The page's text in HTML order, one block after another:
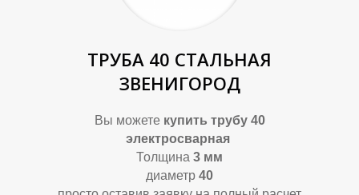
ТРУБА 40 СТАЛЬНАЯ
ЗВЕНИГОРОД
Вы можете купить трубу 40
электросварная
Толщина 3 мм
диаметр 40